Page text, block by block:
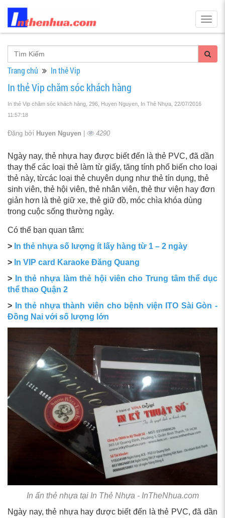
Trang chủ In thẻ Vip
In thẻ Vip chăm sóc khách hàng
In thẻ Vip chăm sóc khách hàng, 296, Huyen Nguyen, In Thẻ Nhựa , 22/07/2016
11:57:18
Đăng bởi Huyen Nguyen | 4290
Ngày nay, thẻ nhựa hay được biết đến là thẻ PVC, đã dần
thay thế các loại thẻ làm từ giấy, tăng tính phổ biến cho loại
thẻ này, từcác loại thẻ chuyên dụng như thẻ tín dụng, thẻ
sinh viên, thẻ hội viên, thẻ nhân viên, thẻ thư viện hay đơn
giản hơn là thẻ giữ xe, thẻ giữ đồ, móc chìa khóa dùng
trong cuộc sống thường ngày.
Có thể bạn quan tâm:
> In thẻ nhựa số lượng ít lấy hàng từ 1 – 2 ngày
> In VIP card Karaoke Đăng Quang
>
In thẻ nhựa làm thẻ hội viên cho Trung tâm thể dục
thể thao Quận 2
>
In thẻ nhựa thành viên cho bệnh viện ITO Sài Gòn -
Đồng Nai với số lượng lớn
In ấn thẻ nhựa tại In Thẻ Nhựa - InTheNhua.com
Ngày nay, thẻ nhựa hay được biết đến là thẻ PVC, đã dần